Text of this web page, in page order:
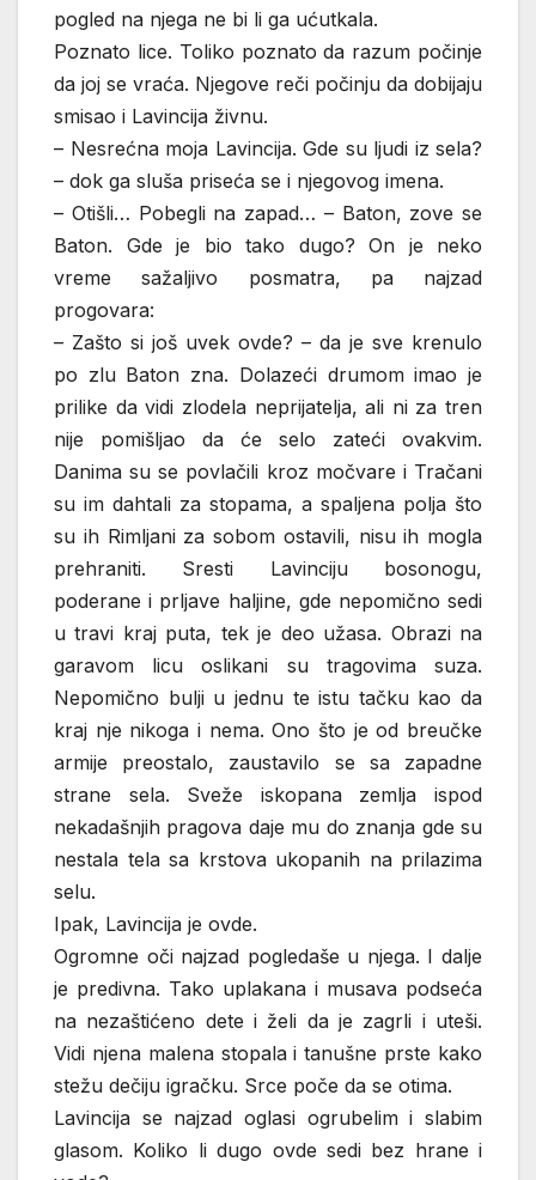
pogled na njega ne bi li ga ućutkala.
Poznato lice. Toliko poznato da razum počinje
da joj se vraća. Njegove reči počinju da dobijaju
smisao i Lavincija živnu.
– Nesrećna moja Lavincija. Gde su ljudi iz sela?
– dok ga sluša priseća se i njegovog imena.
– Otišli… Pobegli na zapad… – Baton, zove se
Baton. Gde je bio tako dugo? On je neko
vreme sažaljivo posmatra, pa najzad
progovara:
– Zašto si još uvek ovde? – da je sve krenulo
po zlu Baton zna. Dolazeći drumom imao je
prilike da vidi zlodela neprijatelja, ali ni za tren
nije pomišljao da će selo zateći ovakvim.
Danima su se povlačili kroz močvare i Tračani
su im dahtali za stopama, a spaljena polja što
su ih Rimljani za sobom ostavili, nisu ih mogla
prehraniti. Sresti Lavinciju bosonogu,
poderane i prljave haljine, gde nepomično sedi
u travi kraj puta, tek je deo užasa. Obrazi na
garavom licu oslikani su tragovima suza.
Nepomično bulji u jednu te istu tačku kao da
kraj nje nikoga i nema. Ono što je od breučke
armije preostalo, zaustavilo se sa zapadne
strane sela. Sveže iskopana zemlja ispod
nekadašnjih pragova daje mu do znanja gde su
nestala tela sa krstova ukopanih na prilazima
selu.
Ipak, Lavincija je ovde.
Ogromne oči najzad pogledaše u njega. I dalje
je predivna. Tako uplakana i musava podseća
na nezaštićeno dete i želi da je zagrli i uteši.
Vidi njena malena stopala i tanušne prste kako
stežu dečiju igračku. Srce poče da se otima.
Lavincija se najzad oglasi ogrubelim i slabim
glasom. Koliko li dugo ovde sedi bez hrane i